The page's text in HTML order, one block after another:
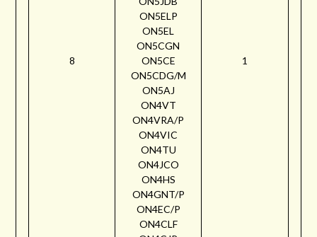
8
ON5ELP
ON5EL
ON5CGN
ON5CE
ON5CDG/M
ON5AJ
ON4VT
ON4VRA/P
ON4VIC
ON4TU
ON4JCO
ON4HS
ON4GNT/P
ON4EC/P
ON4CLF
1